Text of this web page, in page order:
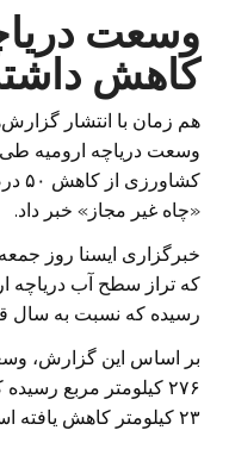
وسعت
کاهش
وسعت دریاچه ارومیه
«چاه غیر مجاز» خبر داد.
رسیده‎ که نسبت به سال قبل دو سانتیمتر کاهش یافته است.
بر اساس این گزارش،
۲۷۶ کیلومتر مربع
۲۳ کیلومتر کاهش یافته است.